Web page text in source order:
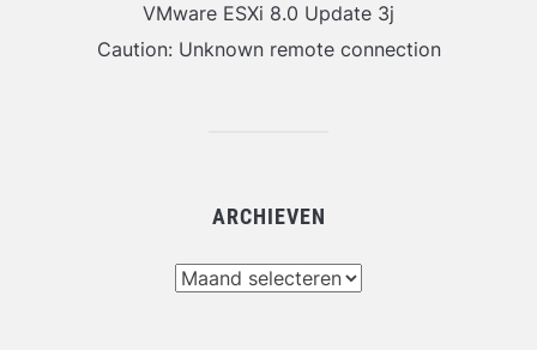
VMware ESXi 8.0 Update 3j
Caution: Unknown remote connection
ARCHIEVEN